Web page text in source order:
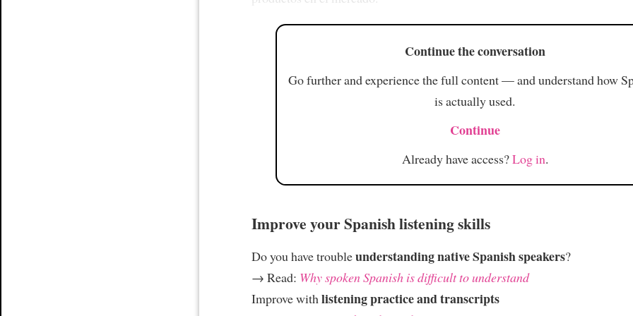
Continue the conversation
Go further and experience the full content — and understand how
is actually used.
Continue
Already have access?Log in.
Improve your Spanish listening skills
Do you have troubleunderstanding native Spanish speakers?
→ Read: Why spoken Spanish is difficult to understand
Improve withlistening practice and transcripts